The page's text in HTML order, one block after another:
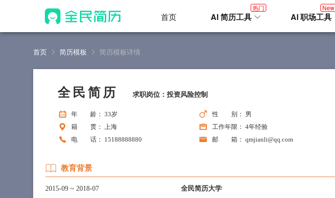
首页 AI 简历工具
热门
AI 职场工具
New
首页 简历模板 简历模板详情
全民简历 求职岗位：投资风险控制
年 龄 ： 33岁 性 别 ： 男
籍 贯 ： 上海 工作年限 ： 4年经验
电 话 ： 15188888880 邮 箱： qmjianli@qq.com
教育背景
2015-09 ~ 2018-07 全民简历大学